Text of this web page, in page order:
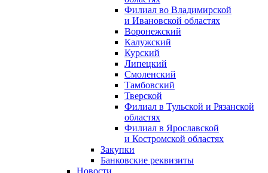
Филиал во Владимирской
и Ивановской областях
Воронежский
Калужский
Курский
Липецкий
Смоленский
Тамбовский
Тверской
Филиал в Тульской и Рязанской
областях
Филиал в Ярославской
и Костромской областях
Закупки
Банковские реквизиты
Новости